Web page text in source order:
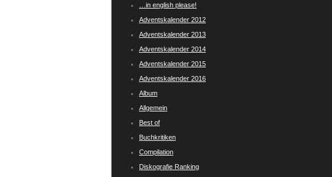
…in english please!
Adventskalender 2012
Adventskalender 2013
Adventskalender 2014
Adventskalender 2015
Adventskalender 2016
Album
Allgemein
Best of
Buchkritiken
Compilation
Diskografie Ranking